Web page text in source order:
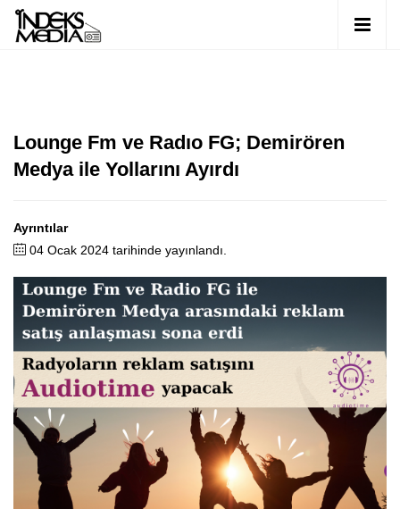
Lounge Fm ve Radıo FG; Demirören
Medya ile Yollarını Ayırdı
Ayrıntılar
04 Ocak 2024 tarihinde yayınlandı.